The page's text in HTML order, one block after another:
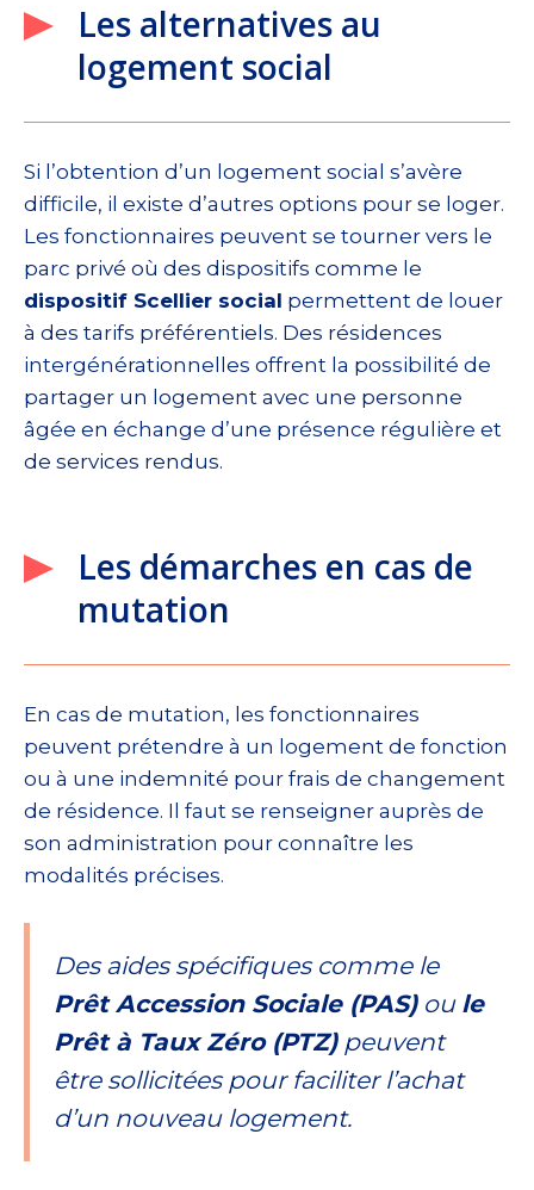
Les alternatives au
logement social
Si l’obtention d’un logement social s’avère
difficile, il existe d’autres options pour se loger.
Les fonctionnaires peuvent se tourner vers le
parc privé où des dispositifs comme le
dispositif Scellier social permettent de louer
à des tarifs préférentiels. Des résidences
intergénérationnelles offrent la possibilité de
partager un logement avec une personne
âgée en échange d’une présence régulière et
de services rendus.
Les démarches en cas de
mutation
En cas de mutation, les fonctionnaires
peuvent prétendre à un logement de fonction
ou à une indemnité pour frais de changement
de résidence. Il faut se renseigner auprès de
son administration pour connaître les
modalités précises.
Des aides spécifiques comme le
Prêt Accession Sociale (PAS)ou le
Prêt à Taux Zéro (PTZ)peuvent
être sollicitées pour faciliter l’achat
d’un nouveau logement.